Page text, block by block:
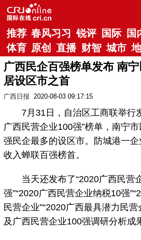
推荐 春风习习 锐评 国际 国
体育 原创 直播 财智 城市
广西民企百强榜单发布 南
居设区市之首
广西日报 2020-08-03 09:17:15
7月31日，自治区工商联举行
广西民营企业100强”榜单，南宁
强民企最多的设区市。防城港一
收入蝉联百强榜首。
当天还发布了“2020广西民营
强”“2020广西民营企业纳税10强
民营企业”“2020广西最具潜力民
及广西民营企业100强调研分析成